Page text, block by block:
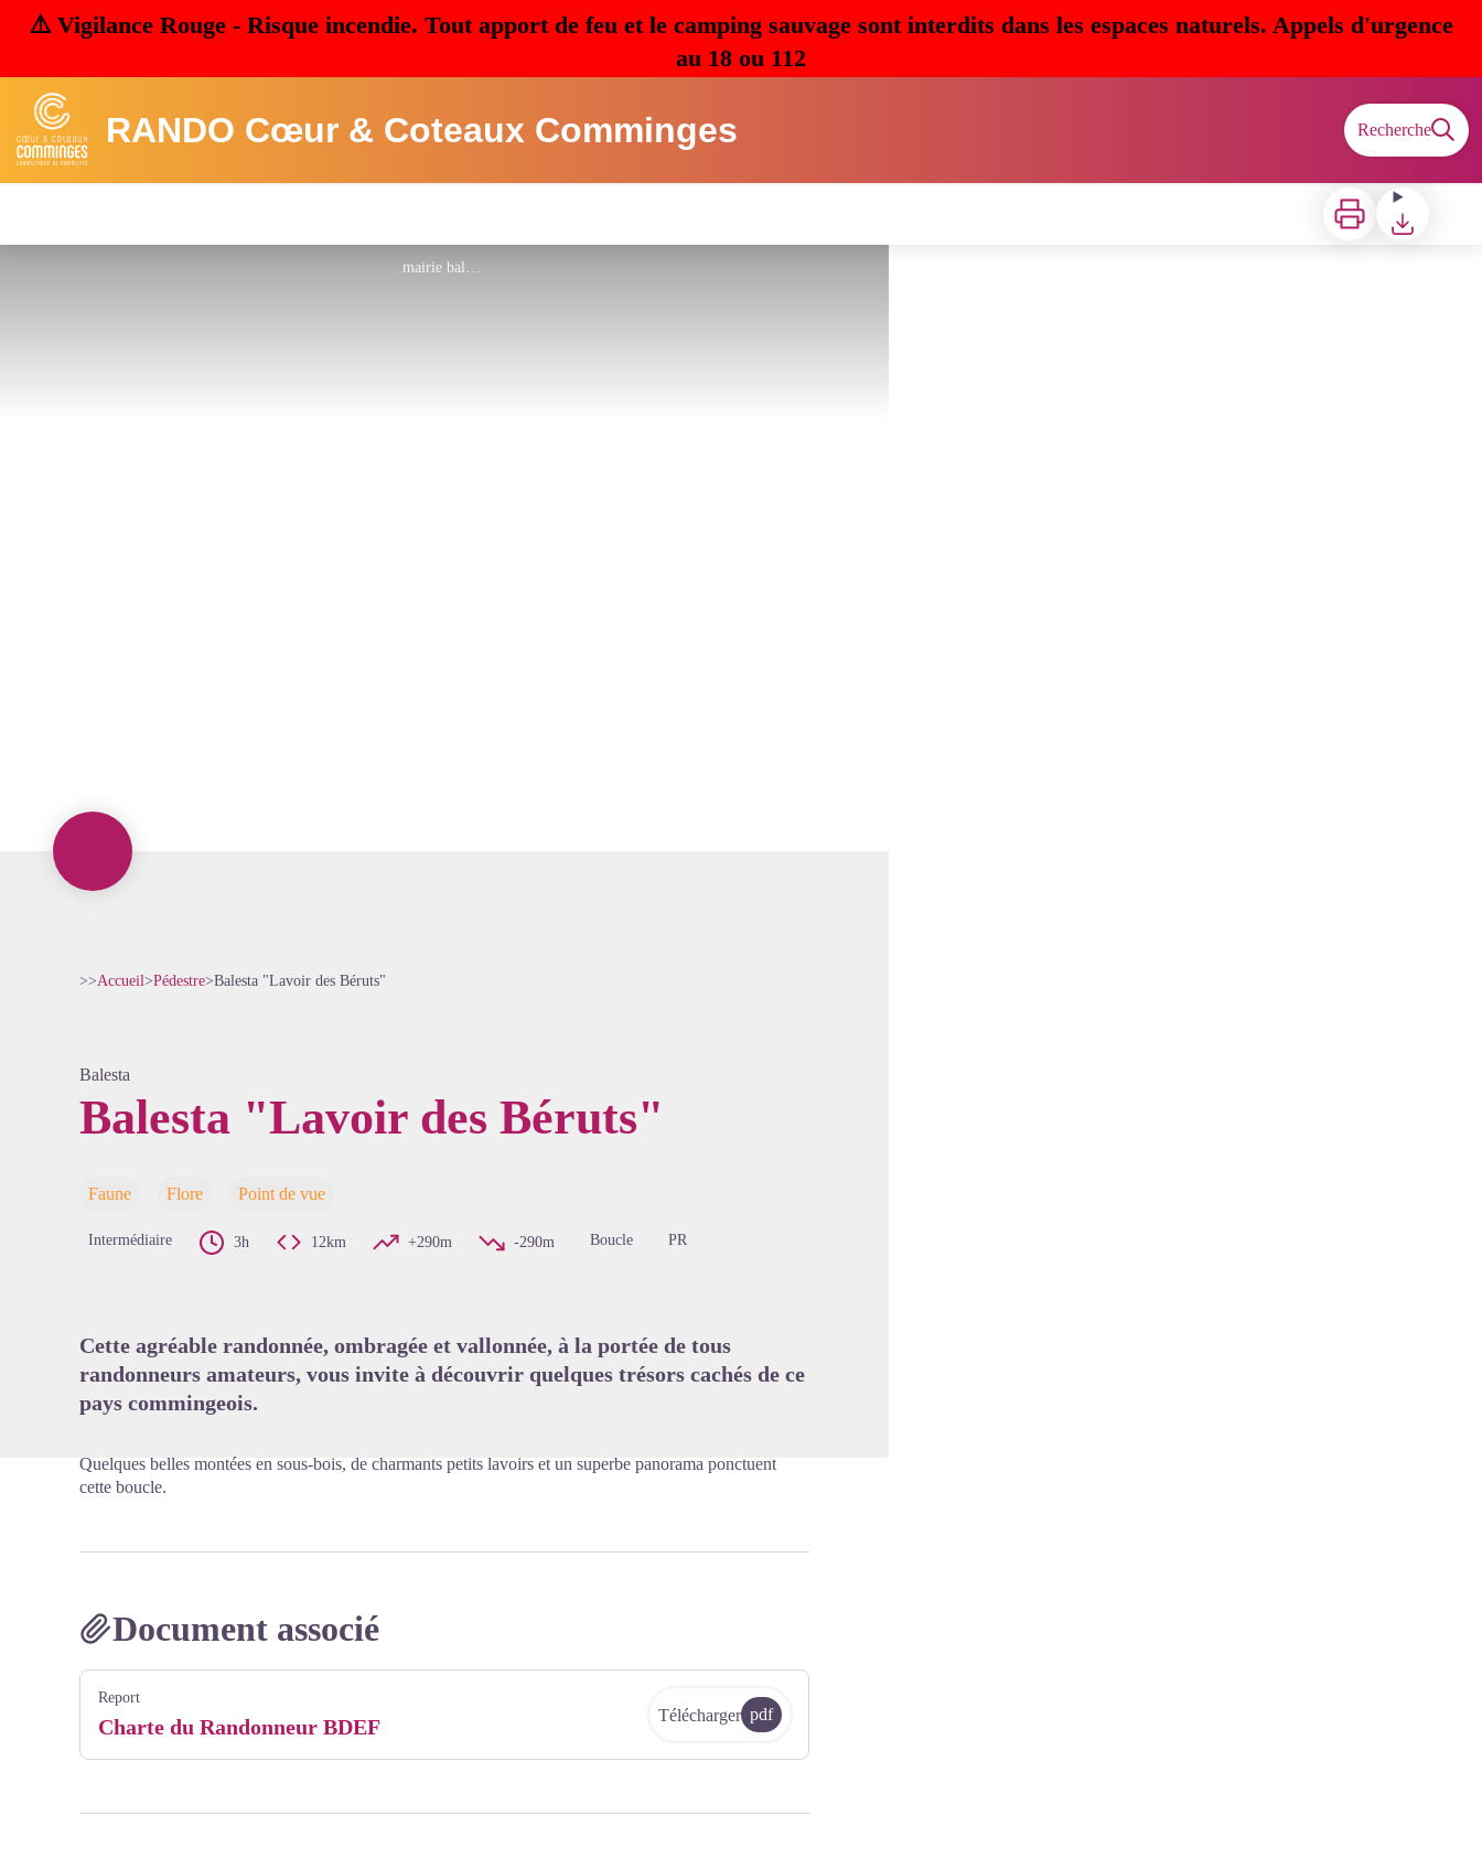
⚠️ Vigilance Rouge - Risque incendie. Tout apport de feu et le camping sauvage sont interdits dans les espaces naturels. Appels d'urgence
au 18 ou 112
RANDO Cœur & Coteaux Comminges Recherche
Imprimer Télécharger
mairie balesta
>>Accueil>Pédestre>Balesta "Lavoir des Béruts"
Balesta
Balesta "Lavoir des Béruts"
Faune Flore Point de vue
Intermédiaire 3h 12km +290m -290m Boucle PR
Cette agréable randonnée, ombragée et vallonnée, à la portée de tous
randonneurs amateurs, vous invite à découvrir quelques trésors cachés de ce
pays commingeois.
Quelques belles montées en sous-bois, de charmants petits lavoirs et un superbe panorama ponctuent
cette boucle.
Document associé
Report
Charte du Randonneur BDEF Télécharger pdf